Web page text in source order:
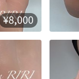
¥8,000